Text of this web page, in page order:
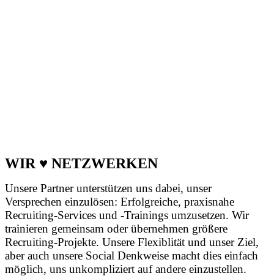
WIR ♥ NETZWERKEN
Unsere Partner unterstützen uns dabei, unser
Versprechen einzulösen: Erfolgreiche, praxisnahe
Recruiting-Services und -Trainings umzusetzen. Wir
trainieren gemeinsam oder übernehmen größere
Recruiting-Projekte. Unsere Flexiblität und unser Ziel,
aber auch unsere Social Denkweise macht dies einfach
möglich, uns unkompliziert auf andere einzustellen.